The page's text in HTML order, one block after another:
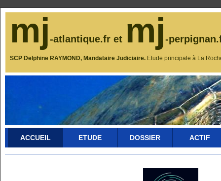
mj-atlantique.fr et mj-
SCP Delphine RAYMOND, Mandataire Judiciaire. Etude principale à La
ACCUEIL ETUDE DOSSIER ACTIF